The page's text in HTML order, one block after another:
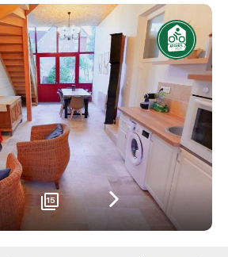
Suivant
15